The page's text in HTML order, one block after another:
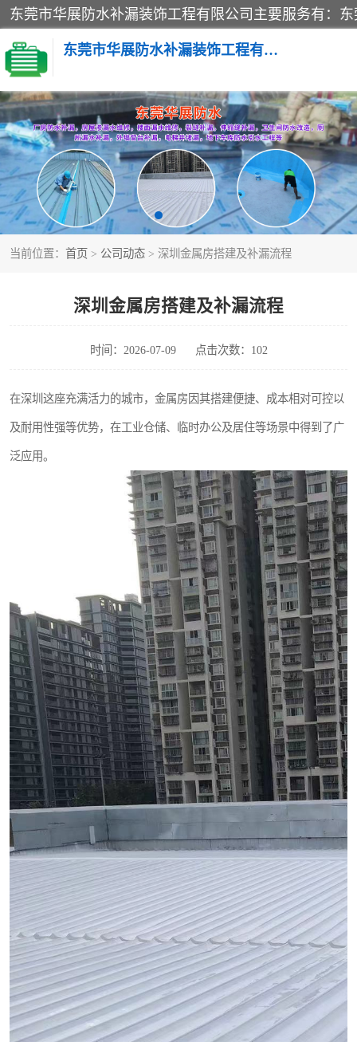
东莞市华展防水补漏装饰工程有限公司
当前位置： 首页 > 公司动态 > 深圳金属房搭建及补漏流程
深圳金属房搭建及补漏流程
时间：2026-07-09 点击次数：102
在深圳这座充满活力的城市，金属房因其搭建便捷、成本相对可控以
及耐用性强等优势，在工业仓储、临时办公及居住等场景中得到了广
泛应用。
楼面防水补漏
阳台卫生间防水补漏
金属房搭建及补漏